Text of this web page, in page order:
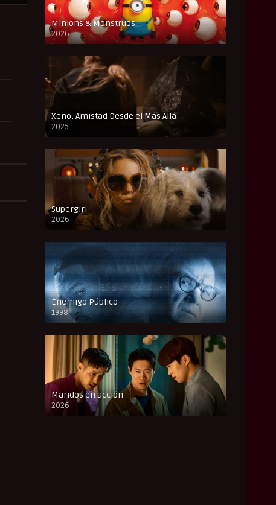
Minions & Monstruos
2026
CAM
Xeno: Amistad Desde el Más Allá
2025
FULL HD
Supergirl
2026
FULL HD
Enemigo Público
1998
FULL HD
Maridos en acción
2026
FULL HD